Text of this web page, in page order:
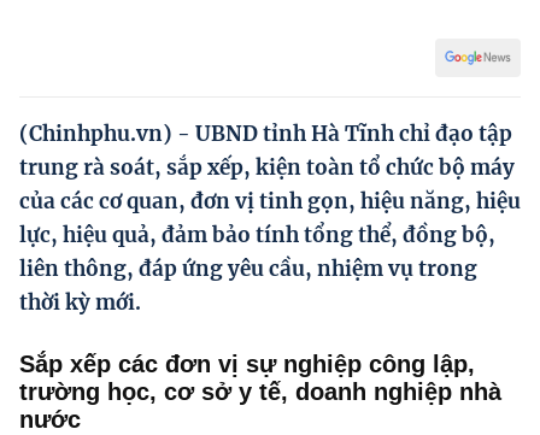
Phát triển kinh tế tư nhân và doanh nghiệp dân tộc
Ocop và chuỗi giá trị Nông sản
Kinh tế tư nhân
Doanh nghiệp dân tộc
Khác
Video
(Chinhphu.vn) - UBND tỉnh Hà Tĩnh chỉ đạo tập
trung rà soát, sắp xếp, kiện toàn tổ chức bộ máy
của các cơ quan, đơn vị tinh gọn, hiệu năng, hiệu
lực, hiệu quả, đảm bảo tính tổng thể, đồng bộ,
liên thông, đáp ứng yêu cầu, nhiệm vụ trong
thời kỳ mới.
Sắp xếp các đơn vị sự nghiệp công lập,
trường học, cơ sở y tế, doanh nghiệp nhà
nước